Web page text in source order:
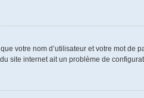
votre nom d’utilisateur et votre mot
site internet ait un problème de